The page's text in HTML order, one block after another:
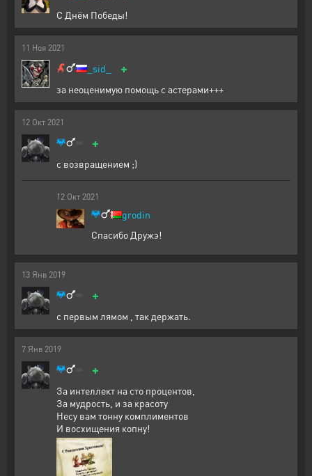
С Днём Победы!
11 Ноя 2021
_sid_ +
за неоценимую помощь с астерами+++
12 Окт 2021
+
с возвращением ;)
12 Окт 2021
grodin
Спасибо Дружэ!
13 Янв 2019
+
с первым лямом , так держать.
7 Янв 2019
+
За интеллект на сто процентов,
За мудрость, и за красоту
Несу вам тонну комплиментов
И восхищения копну!